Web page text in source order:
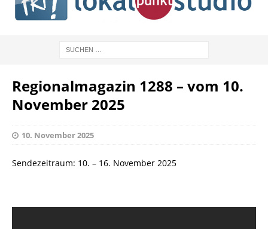
Regionalmagazin 1288 – vom 10.
November 2025
10. November 2025
Sendezeitraum: 10. – 16. November 2025